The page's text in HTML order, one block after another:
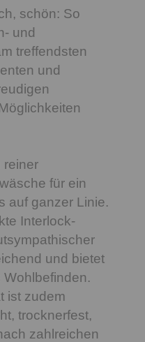
schön: So
und
treffendsten
und
reiner
für ein
auf ganzer Linie.
Interlock-
und bietet
ist zudem
trocknerfest,
zahlreichen